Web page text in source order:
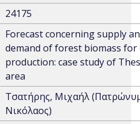
24175
Forecast concerning supply
demand of forest biomass for
production: case study of
area
Τσατήρης, Μιχαήλ
Νικόλαος)